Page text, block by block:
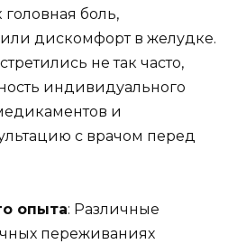
головная боль,
дискомфорт в желудке.
не так часто,
индивидуального
и
с врачом перед
опыта: Различные
переживаниях